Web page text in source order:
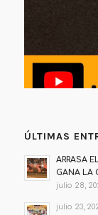
ÚLTIMAS
ARRASA
GANA LA
julio 28,
julio 23,